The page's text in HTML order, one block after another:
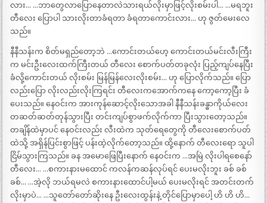
လား… …ဘာတွေလာပြောနေတာလဲသားရယ်လိုးမှာဖြင့်လိုးစမ်းပါ… …မရဘူး
တီလေး ပြောပါ သားလိုးတာခံရတာ ခံရတာကောင်းလား… ဟု ဇွတ်မေးလေ
သည်။
နီနီသန်းက စိတ်မရှည်တော့ဘဲ …ကောင်းတယ်ဟေ့ ကောင်းတယ်မင်းလီးကြီး
က မင်းဦးလေးထက်ကြီးတယ် တီလေး စောက်ပတ်တခုလုံး ပြည့်ကျပ်နေပြီး
ခံလို့ကောင်းတယ် လိုးစမ်း မြန်မြန်လေးလိုးစမ်း… ဟု ပြောလိုက်သည်။ ပြော
လည်းပြော လိုးလည်းလိုးကြရင်း တီလေးကအောက်ကနေ ကော့ကော့ပြီး ခံ
ပေးသည်။ နေဝင်းက အားကုန်ဆောင့်လိုးသောအခါ နီနီသန်းခန္ဓာကိုယ်လေး
တဆတ်ဆတ်တုန်သွားပြီး တင်းကျပ်စွာဖက်လိုက်ကာ ပြီးသွားတော့သည်။
တချိန်ထဲမှာပင် နေဝင်းလည်း လီးထဲက သုတ်ရေတွေကို တီလေးစောက်ပတ်
ထဲသို့ အရှိန်ပြင်းစွာဖြင့် ပန်းထဲ့လိုက်တော့သည်။ ထို့နောက် တီလေးရော သူပါ
ငြိမ်သွားကြသည်။ ခန အမောဖြေပြီးနောက် နေဝင်းက …အမြဲ လိုးပါရစေနော်
တီလေး… …စကားနားမထောင် ကလန်ကဆန်လုပ်ရင် ပေးမလိုးဘူး ခစ် ခစ်
ခစ်… …အဲ့လို ဘယ်ရမလဲ စကားနားထောင်ပါ့မယ် ပေးမလိုးရင် အတင်းတက်
လိုးမှာပဲ… …သူတော်တော်ဆိုးနေ ဦးလေးထွန်းနဲ့ တိုင်ပြောမှာပေါ့ ဟိ ဟိ ဟိ…